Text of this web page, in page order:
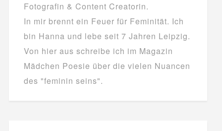
Fotografin & Content Creatorin.
In mir brennt ein Feuer für Feminität. Ich
bin Hanna und lebe seit 7 Jahren Leipzig.
Von hier aus schreibe ich im Magazin
Mädchen Poesie über die vielen Nuancen
des "feminin seins".